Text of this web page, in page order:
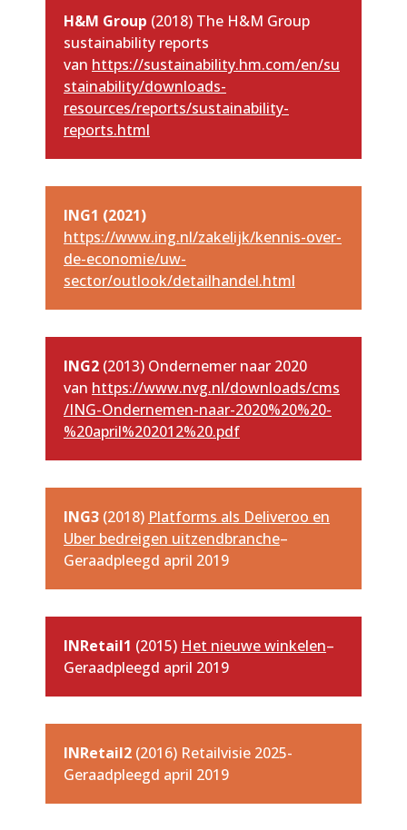
H&M Group (2018) The H&M Group
sustainability reports
van https://sustainability.hm.com/en/su
stainability/downloads-
resources/reports/sustainability-
reports.html
ING1 (2021)
https://www.ing.nl/zakelijk/kennis-over-
de-economie/uw-
sector/outlook/detailhandel.html
ING2 (2013) Ondernemer naar 2020
van https://www.nvg.nl/downloads/cms
/ING-Ondernemen-naar-2020%20%20-
%20april%202012%20.pdf
ING3 (2018) Platforms als Deliveroo en
Uber bedreigen uitzendbranche–
Geraadpleegd april 2019
INRetail1 (2015) Het nieuwe winkelen–
Geraadpleegd april 2019
INRetail2 (2016) Retailvisie 2025-
Geraadpleegd april 2019